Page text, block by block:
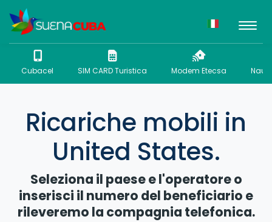
Cubacel SIM CARD Turistica Modem Etecsa
Ricariche mobili in
United States.
Seleziona il paese e l'operatore o
inserisci il numero del beneficiario e
rileveremo la compagnia telefonica.